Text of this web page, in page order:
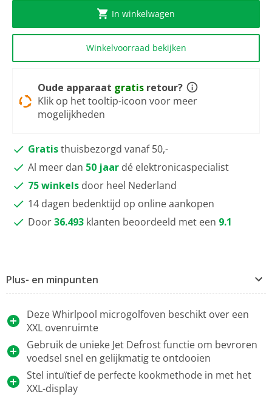
In winkelwagen
Winkelvoorraad bekijken
Oude apparaat gratis retour?
Klik op het tooltip-icoon voor meer
mogelijkheden
Gratisthuisbezorgd vanaf 50,-
Al meer dan 50 jaar dé elektronicaspecialist
75 winkels door heel Nederland
14 dagen bedenktijd op online aankopen
Door36.493 klanten beoordeeld met een 9.1
Plus- en minpunten
Deze Whirlpool microgolfoven beschikt over een
XXL ovenruimte
Gebruik de unieke Jet Defrost functie om bevroren
voedsel snel en gelijkmatig te ontdooien
Stel intuïtief de perfecte kookmethode in met het
XXL-display